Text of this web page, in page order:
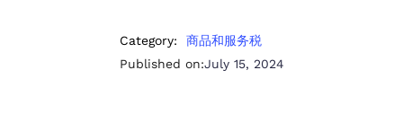
Category:
商品和服务税
Published on:July 15, 2024